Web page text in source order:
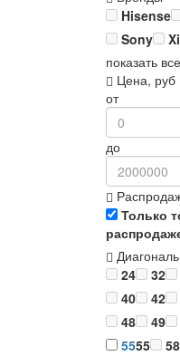
Hisense
Sony
показать
Цена, руб
от
до
Только
24
32
40
42
48
49
5555 58